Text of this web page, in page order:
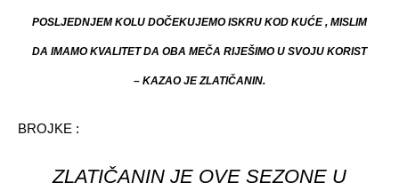
POSLJEDNJEM KOLU DOČEKUJEMO ISKRU KOD KUĆE , MISLIM
DA IMAMO KVALITET DA OBA MEČA RIJEŠIMO U SVOJU KORIST
– KAZAO JE ZLATIČANIN.
BROJKE :
ZLATIČANIN JE OVE SEZONE U